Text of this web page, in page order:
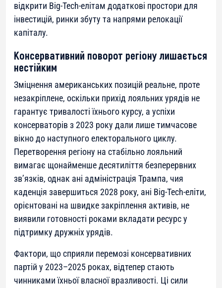
відкрити Big-Tech-елітам додаткові простори для
інвестицій, ринки збуту та напрями релокації
капіталу.
Консервативний поворот регіону лишається
нестійким
Зміцнення американських позицій реальне, проте
незакріплене, оскільки прихід лояльних урядів не
гарантує тривалості їхнього курсу, а успіхи
консерваторів з 2023 року дали лише тимчасове
вікно до наступного електорального циклу.
Перетворення регіону на стабільно лояльний
вимагає щонайменше десятиліття безперервних
зв’язків, однак ані адміністрація Трампа, чия
каденція завершиться 2028 року, ані Big-Tech-еліти,
орієнтовані на швидке закріплення активів, не
виявили готовності роками вкладати ресурс у
підтримку дружніх урядів.
Фактори, що сприяли перемозі консервативних
партій у 2023–2025 роках, відтепер стають
чинниками їхньої власної вразливості. Ці сили